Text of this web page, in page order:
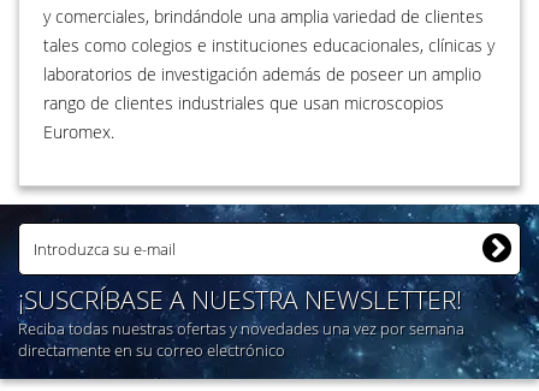
y comerciales, brindándole una amplia variedad de clientes
tales como colegios e instituciones educacionales, clínicas y
laboratorios de investigación además de poseer un amplio
rango de clientes industriales que usan microscopios
Euromex.
¡SUSCRÍBASE A NUESTRA NEWSLETTER!
Reciba todas nuestras ofertas y novedades una vez por semana
directamente en su correo electrónico